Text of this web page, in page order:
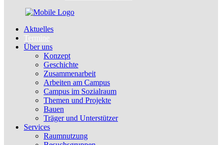
Aktuelles
Termine
Über uns
Konzept
Geschichte
Zusammenarbeit
Arbeiten am Campus
Campus im Sozialraum
Themen und Projekte
Bauen
Träger und Unterstützer
Services
Raumnutzung